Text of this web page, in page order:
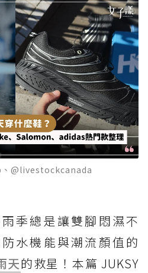
、@livestockcanada
季總是讓雙腳悶濕不
水機能與潮流顏值的
天的救星！本篇 JUKSY